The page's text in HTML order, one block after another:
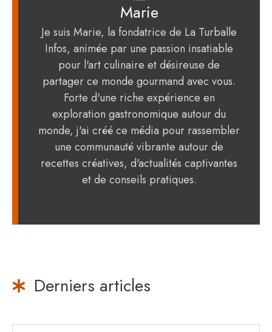
Marie
Je suis Marie, la fondatrice de La Turballe
Infos, animée par une passion insatiable
pour l'art culinaire et désireuse de
partager ce monde gourmand avec vous.
Forte d'une riche expérience en
exploration gastronomique autour du
monde, j'ai créé ce média pour rassembler
une communauté vibrante autour de
recettes créatives, d'actualités captivantes
et de conseils pratiques.
Derniers articles